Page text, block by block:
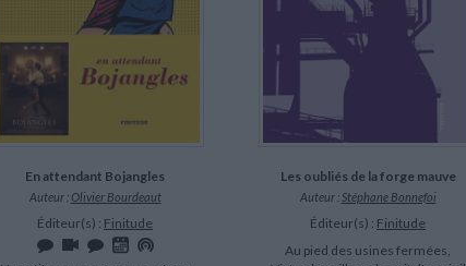
En attendant Bojangles
Auteur : Olivier Bourdeaut
Éditeur(s) : Finitude
Les oubliés de la forge mauve
Auteur : Stéphane Bonnefoi
Éditeur(s) : Finitude
Au pied des usines fermées,